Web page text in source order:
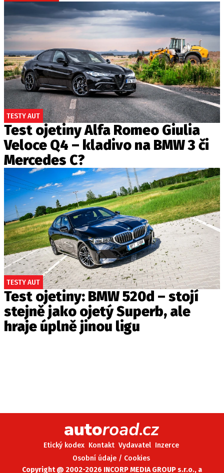
TESTY AUT
Test ojetiny Alfa Romeo Giulia
Veloce Q4 – kladivo na BMW 3 či
Mercedes C?
TESTY AUT
Test ojetiny: BMW 520d – stojí
stejně jako ojetý Superb, ale
hraje úplně jinou ligu
Etický kodex Kontakt Vydavatel Inzerce
Osobní údaje / Cookies
Copyright @ 2002-2026 INCORP MEDIA GROUP s.r.o., a